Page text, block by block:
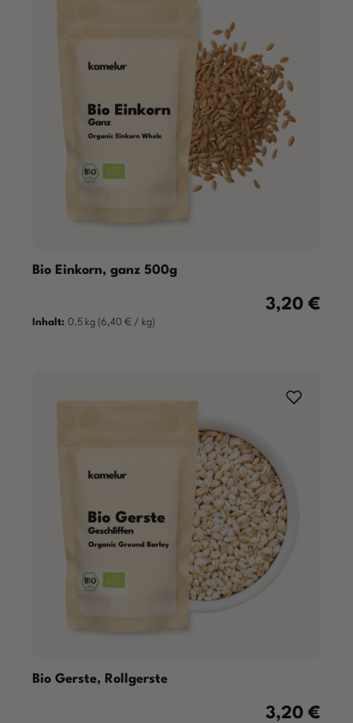
Bio Einkorn, ganz 500g
Regulärer
3,20 €
Inhalt: 0.5 kg (6,40 € / kg)
Bio Gerste, Rollgerste
Regulärer
3,20 €